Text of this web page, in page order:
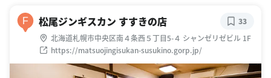
F 松尾ジンギスカン すすきの店
北海道札幌市中央区南４条西５丁目5-４ シャンゼリゼビル 1F
https://matsuojingisukan-susukino.gorp.jp/
33